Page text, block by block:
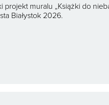
projekt muralu „Książki do
Białystok 2026.